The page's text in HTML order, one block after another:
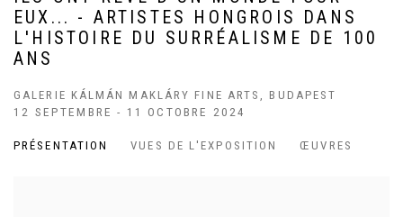
EUX... - ARTISTES HONGROIS DANS
L'HISTOIRE DU SURRÉALISME DE 100
ANS
GALERIE KÁLMÁN MAKLÁRY FINE ARTS, BUDAPEST
12 SEPTEMBRE - 11 OCTOBRE 2024
PRÉSENTATION VUES DE L'EXPOSITION ŒUVRES